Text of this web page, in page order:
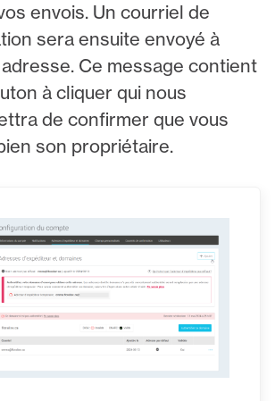
envois. Un courriel de
sera ensuite envoyé à
Ce message contient
à cliquer qui nous
de confirmer que vous
son propriétaire.